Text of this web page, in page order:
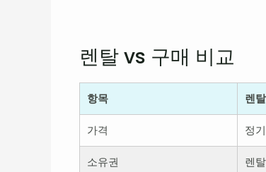
렌탈 vs 구매 비교
항목 렌탈
가격 정
소유권 렌